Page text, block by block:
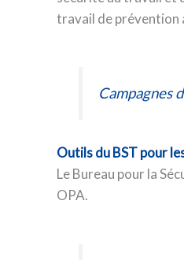
travail de prévention
Campagnes
Outils du BST pour
Le Bureau pour la
OPA.